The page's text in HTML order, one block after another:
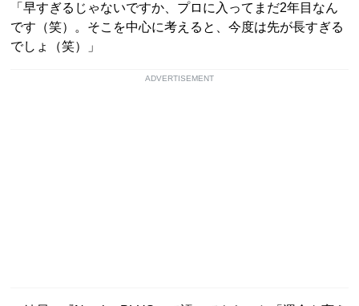
「早すぎるじゃないですか、プロに入ってまだ2年目なん
です（笑）。そこを中心に考えると、今度は先が長すぎる
でしょ（笑）」
ADVERTISEMENT